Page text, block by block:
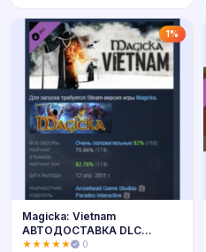
Купить 1%
Magicka: Vietnam
АВТОДОСТАВКА DLC
STEAM GIFT РОССИЯ
★★★★★ 0